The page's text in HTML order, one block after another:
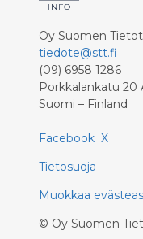
Oy Suomen
tiedote@stt.fi
(09) 6958 1286
Porkkalankatu 20
Suomi – Finland
Facebook X
Tietosuoja
Muokkaa
© Oy Suomen